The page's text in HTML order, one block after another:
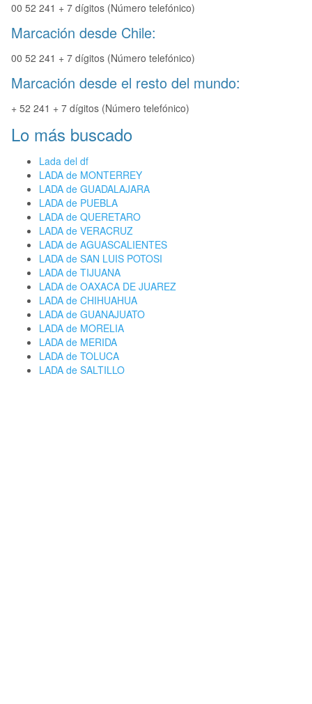
00 52 241 + 7 dígitos (Número telefónico)
Marcación desde Chile:
00 52 241 + 7 dígitos (Número telefónico)
Marcación desde el resto del mundo:
+ 52 241 + 7 dígitos (Número telefónico)
Lo más buscado
Lada del df
LADA de MONTERREY
LADA de GUADALAJARA
LADA de PUEBLA
LADA de QUERETARO
LADA de VERACRUZ
LADA de AGUASCALIENTES
LADA de SAN LUIS POTOSI
LADA de TIJUANA
LADA de OAXACA DE JUAREZ
LADA de CHIHUAHUA
LADA de GUANAJUATO
LADA de MORELIA
LADA de MERIDA
LADA de TOLUCA
LADA de SALTILLO